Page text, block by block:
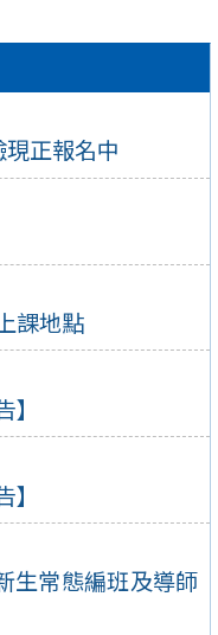
現正報名中
課地點
生常態編班及導師